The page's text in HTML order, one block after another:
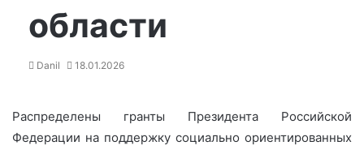
области
Danil 18.01.2026
Распределены гранты Президента Российской
Федерации на поддержку социально ориентированных